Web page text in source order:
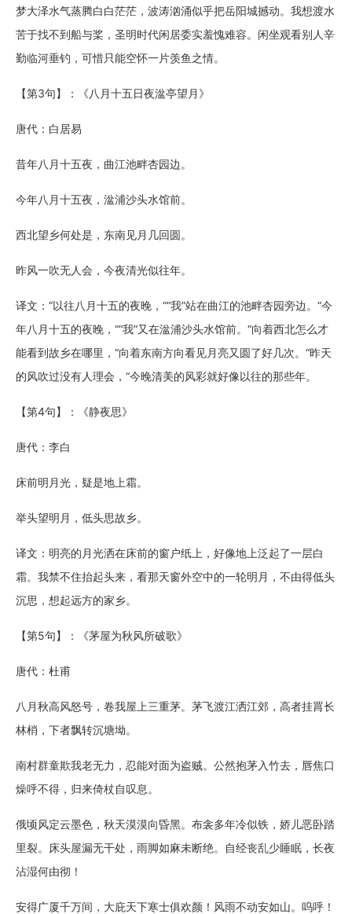
梦大泽水气蒸腾白白茫茫，波涛汹涌似乎把岳阳城撼动。我想渡水
苦于找不到船与桨，圣明时代闲居委实羞愧难容。闲坐观看别人辛
勤临河垂钓，可惜只能空怀一片羡鱼之情。
【第3句】：《八月十五日夜湓亭望月》
唐代：白居易
昔年八月十五夜，曲江池畔杏园边。
今年八月十五夜，湓浦沙头水馆前。
西北望乡何处是，东南见月几回圆。
昨风一吹无人会，今夜清光似往年。
译文：“以往八月十五的夜晚，““我”站在曲江的池畔杏园旁边。“今
年八月十五的夜晚，““我”又在湓浦沙头水馆前。“向着西北怎么才
能看到故乡在哪里，“向着东南方向看见月亮又圆了好几次。“昨天
的风吹过没有人理会，“今晚清美的风彩就好像以往的那些年。
【第4句】：《静夜思》
唐代：李白
床前明月光，疑是地上霜。
举头望明月，低头思故乡。
译文：明亮的月光洒在床前的窗户纸上，好像地上泛起了一层白
霜。我禁不住抬起头来，看那天窗外空中的一轮明月，不由得低头
沉思，想起远方的家乡。
【第5句】：《茅屋为秋风所破歌》
唐代：杜甫
八月秋高风怒号，卷我屋上三重茅。茅飞渡江洒江郊，高者挂罥长
林梢，下者飘转沉塘坳。
南村群童欺我老无力，忍能对面为盗贼。公然抱茅入竹去，唇焦口
燥呼不得，归来倚杖自叹息。
俄顷风定云墨色，秋天漠漠向昏黑。布衾多年冷似铁，娇儿恶卧踏
里裂。床头屋漏无干处，雨脚如麻未断绝。自经丧乱少睡眠，长夜
沾湿何由彻！
安得广厦千万间，大庇天下寒士俱欢颜！风雨不动安如山。呜呼！